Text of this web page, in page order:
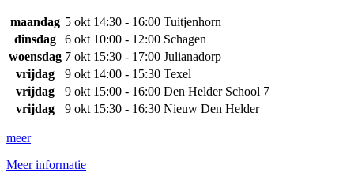
maandag 5 okt 14:30 - 16:00 Tuitjenhorn
dinsdag
6 okt 10:00 - 12:00 Schagen
woensdag 7 okt 15:30 - 17:00 Julianadorp
vrijdag
9 okt 14:00 - 15:30 Texel
vrijdag
9 okt 15:00 - 16:00 Den Helder School 7
vrijdag
9 okt 15:30 - 16:30 Nieuw Den Helder
meer
Meer informatie